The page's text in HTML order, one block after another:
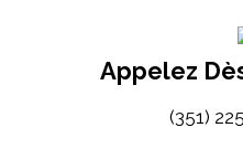
Appelez
(351)